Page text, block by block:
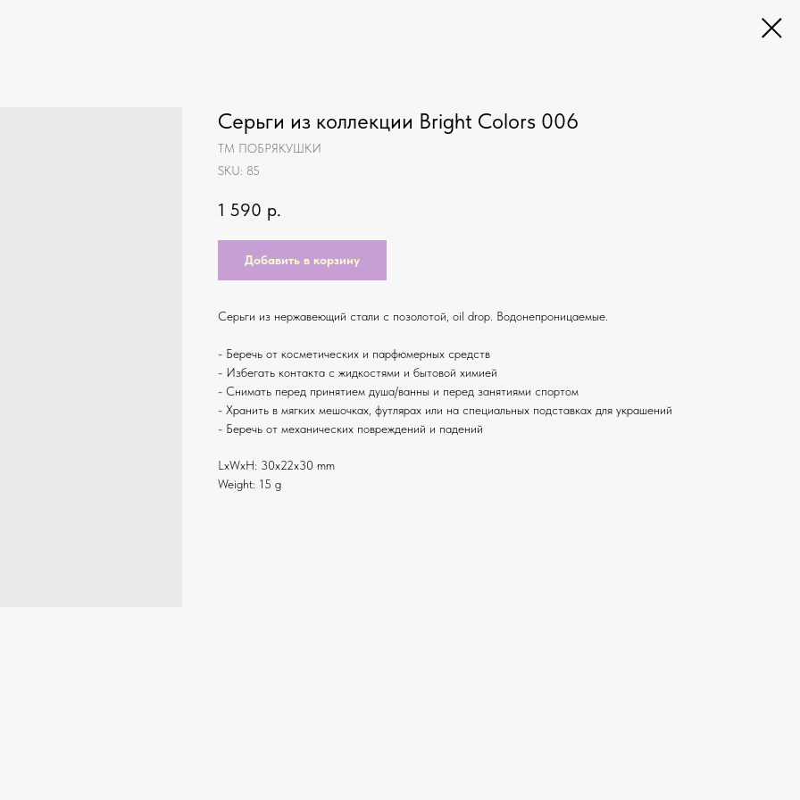
Серьги из коллекции Bright Colors 006
ТМ ПОБРЯКУШКИ
SKU: 85
1 590 р.
Добавить в корзину
Серьги из нержавеющий стали с позолотой, oil drop. Водонепроницаемые.
- Беречь от косметических и парфюмерных средств
- Избегать контакта с жидкостями и бытовой химией
- Снимать перед принятием душа/ванны и перед занятиями спортом
- Хранить в мягких мешочках, футлярах или на специальных подставках для украшений
- Беречь от механических повреждений и падений
LxWxH: 30x22x30 mm
Weight: 15 g